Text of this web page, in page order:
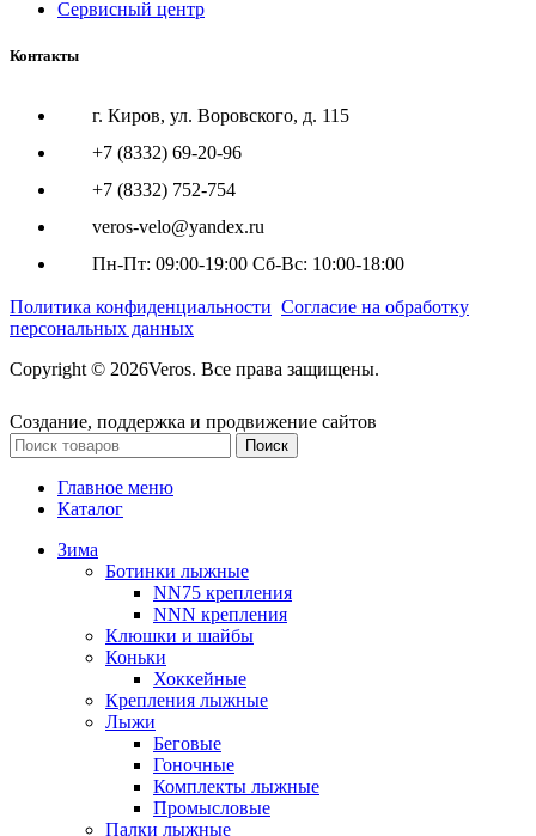
Сервисный центр
Контакты
г. Киров, ул. Воровского, д. 115
+7 (8332) 69-20-96
+7 (8332) 752-754
veros-velo@yandex.ru
Пн-Пт: 09:00-19:00 Сб-Вс: 10:00-18:00
Политика конфиденциальности Согласие на обработку
персональных данных
Copyright © 2026Veros. Все права защищены.
Создание, поддержка и продвижение сайтов
Поиск
Главное меню
Каталог
Зима
Ботинки лыжные
NN75 крепления
NNN крепления
Клюшки и шайбы
Коньки
Хоккейные
Крепления лыжные
Лыжи
Беговые
Гоночные
Комплекты лыжные
Промысловые
Палки лыжные